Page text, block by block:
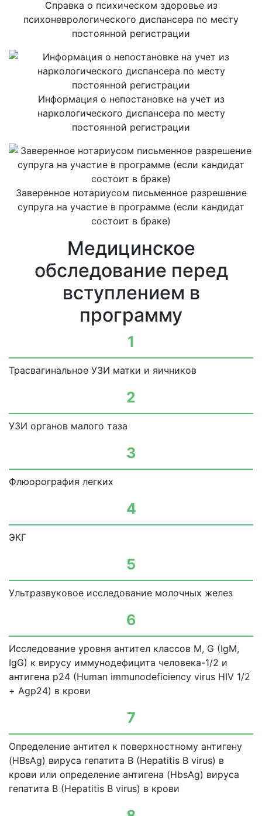
Справка о психическом здоровье из
психоневрологического диспансера по месту
постоянной регистрации
Информация о непостановке на учет из
наркологического диспансера по месту
постоянной регистрации
Заверенное нотариусом письменное разрешение
супруга на участие в программе (если кандидат
состоит в браке)
Медицинское
обследование перед
вступлением в
программу
1
Трасвагинальное УЗИ матки и яичников
2
УЗИ органов малого таза
3
Флюорография легких
4
ЭКГ
5
Ультразвуковое исследование молочных желез
6
Исследование уровня антител классов М, G (IgM,
IgG) к вирусу иммунодефицита человека-1/2 и
антигена р24 (Human immunodeficiency virus HIV 1/2
+ Agp24) в крови
7
Определение антител к поверхностному антигену
(HBsAg) вируса гепатита В (Hepatitis В virus) в
крови или определение антигена (HbsAg) вируса
гепатита В (Hepatitis В virus) в крови